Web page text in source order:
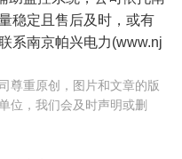
稳定且售后及时，或有
系南京帕兴电力(www.nj
尊重原创，图片和文章的版
位，我们会及时声明或删